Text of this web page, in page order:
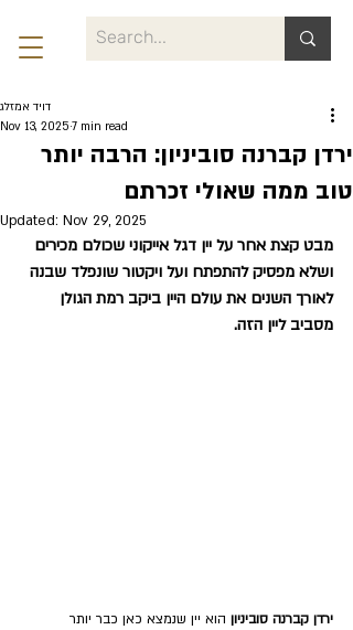
ירדן קברנה סוביניון: הרבה יותר
טוב ממה שאולי זכרתם
דויד אמזלג
Nov 13, 2025 7 min read
Updated: Nov 29, 2025
מבט קצת אחר על יין דגל אייקוני שכולם מכירים
ושלא מפסיק להתפתח ועל ויקטור שונפלד שבנה
לאורך השנים את עולם היין ביקב רמת הגולן
מסביב ליין הזה.
ירדן קברנה סוביניון הוא יין שנמצא כאן כבר יותר